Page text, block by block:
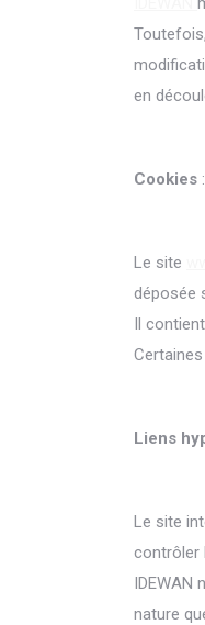
en
Cookies :
Le site
déposée
Il
Liens
Le site
contrôler
IDEWAN
nature